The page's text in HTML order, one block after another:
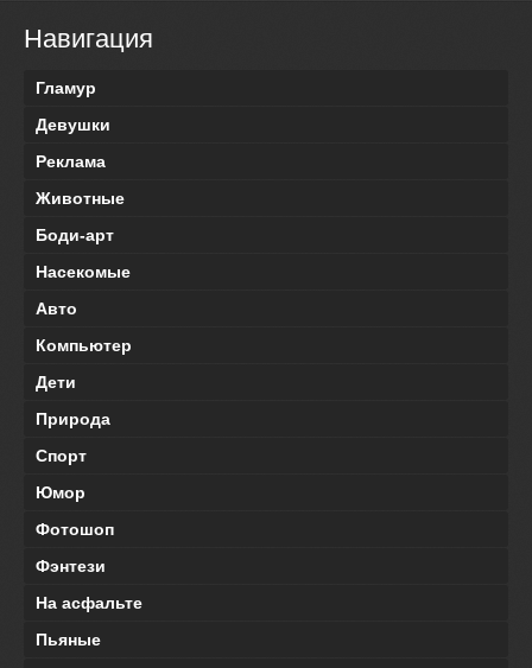
Навигация
Гламур
Девушки
Реклама
Животные
Боди-арт
Насекомые
Авто
Компьютер
Дети
Природа
Спорт
Юмор
Фотошоп
Фэнтези
На асфальте
Пьяные